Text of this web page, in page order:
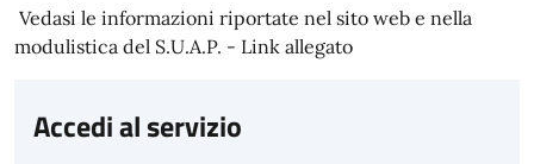
Vedasi le informazioni riportate nel sito web e nella
modulistica del S.U.A.P. - Link allegato
Accedi al servizio